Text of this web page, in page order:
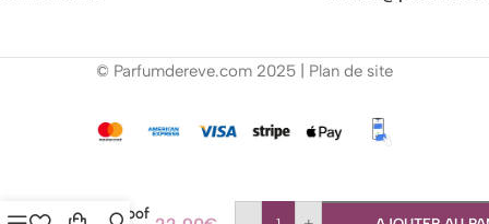
© Parfumdereve.com 2025 | Plan de site
Waterproof